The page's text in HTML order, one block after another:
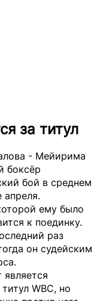
за титул
- Мейирима
боксёр
бой в среднем
апреля.
ему было
к поединку.
раз
он судейским
является
WBC, но